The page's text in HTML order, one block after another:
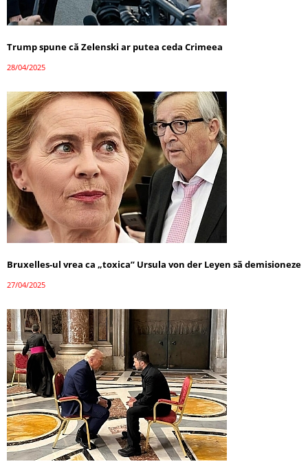
Trump spune că Zelenski ar putea ceda Crimeea
28/04/2025
Bruxelles-ul vrea ca „toxica” Ursula von der Leyen să demisioneze
27/04/2025